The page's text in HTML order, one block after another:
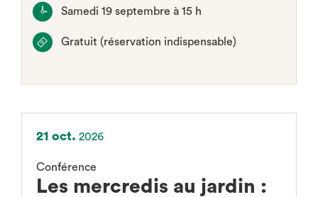
Samedi 19 septembre à 15 h
Gratuit (réservation indispensable)
21 oct. 2026
Conférence
Les mercredis au jardin :